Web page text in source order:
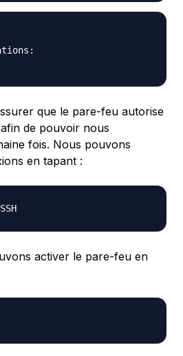
que le pare-feu autorise
de pouvoir nous
fois. Nous pouvons
en tapant :
activer le pare-feu en